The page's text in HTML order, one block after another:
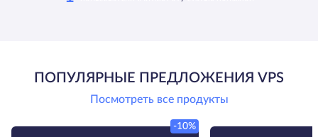
ПОПУЛЯРНЫЕ ПРЕДЛОЖЕНИЯ VPS
Посмотреть все продукты
-10%